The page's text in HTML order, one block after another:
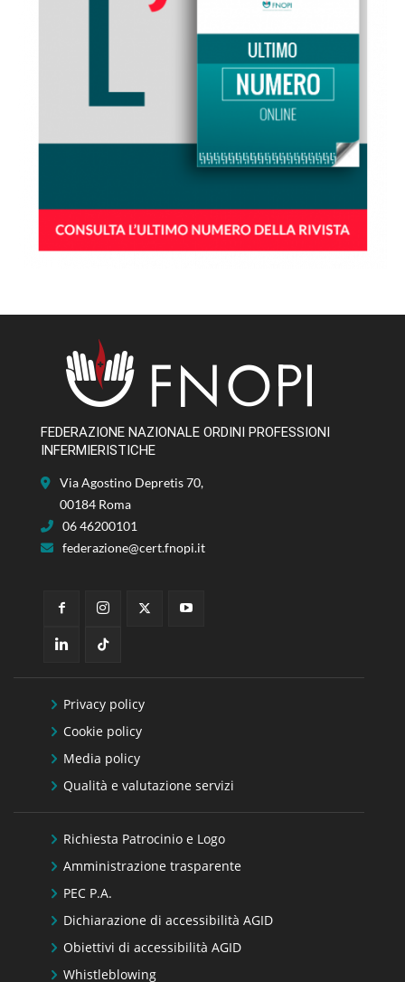
FEDERAZIONE NAZIONALE ORDINI PROFESSIONI
INFERMIERISTICHE
Via Agostino Depretis 70,
00184 Roma
06 46200101
federazione@cert.fnopi.it
Privacy policy
Cookie policy
Media policy
Qualità e valutazione servizi
Richiesta Patrocinio e Logo
Amministrazione trasparente
PEC P.A.
Dichiarazione di accessibilità AGID
Obiettivi di accessibilità AGID
Whistleblowing